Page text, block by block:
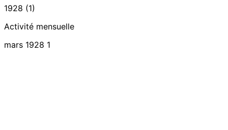
1928 (1)
Activité mensuelle
mars 1928 1